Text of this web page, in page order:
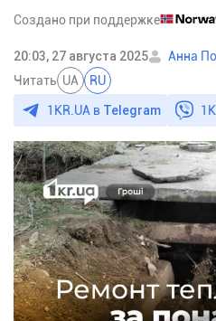
Создано при поддержке
20:03, 27 августа 2025
Анна
Читать UA RU
1KR.UA в Telegram